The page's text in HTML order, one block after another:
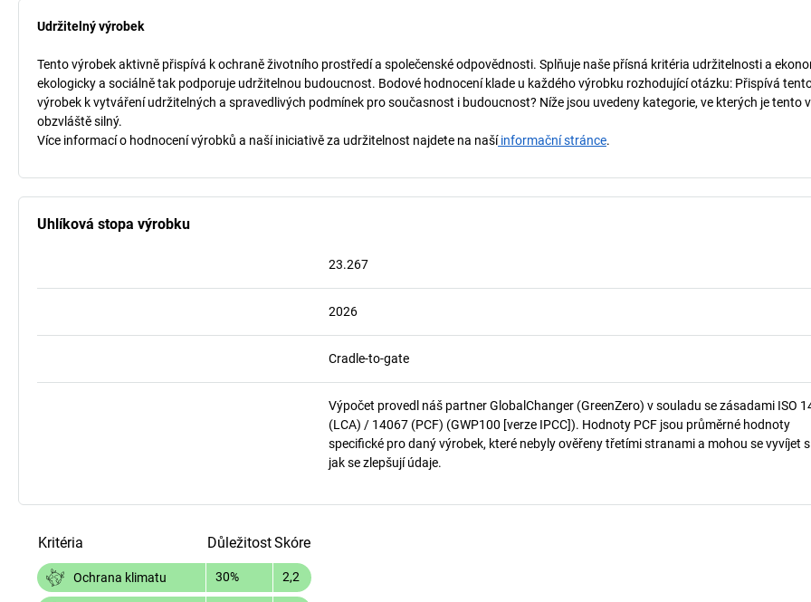
Udržitelný výrobek
Tento výrobek aktivně přispívá k ochraně životního prostředí a společenské odpovědnosti. Splňuje naše přísná kritéria udržitelnosti a
ekologicky a sociálně tak podporuje udržitelnou budoucnost. Bodové hodnocení klade u každého výrobku rozhodující otázku: Přispívá
výrobek k vytváření udržitelných a spravedlivých podmínek pro současnost i budoucnost? Níže jsou uvedeny kategorie, ve kterých je tento
obzvláště silný.
Více informací o hodnocení výrobků a naší iniciativě za udržitelnost najdete na našíinformační stránce.
Uhlíková stopa výrobku
23.267
2026
Cradle-to-gate
Výpočet provedl náš partner GlobalChanger (GreenZero) v souladu se zásadami ISO
(LCA) / 14067 (PCF) (GWP100 [verze IPCC]). Hodnoty PCF jsou průměrné hodnoty
specifické pro daný výrobek, které nebyly ověřeny třetími stranami a mohou se vyvíjet
jak se zlepšují údaje.
Kritéria DůležitostSkóre
Ochrana klimatu 30% 2,2